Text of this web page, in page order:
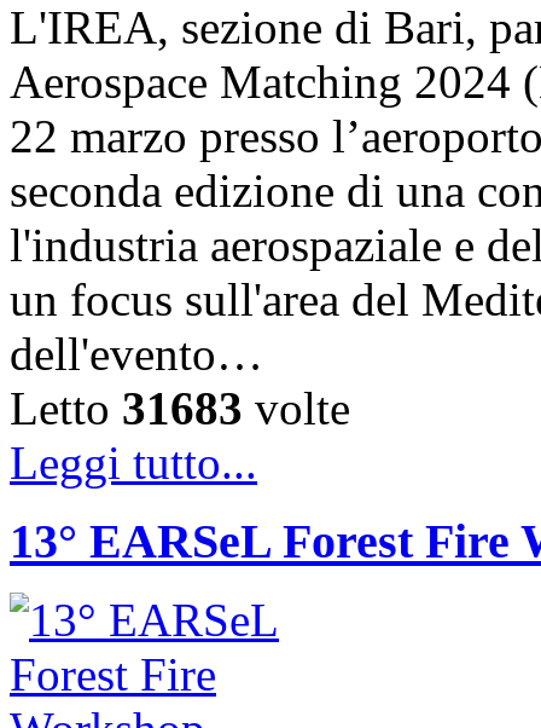
L'IREA, sezione di Bari,
Aerospace Matching
22 marzo presso
seconda edizione di una
l'industria aerospaziale e
un focus sull'area del
dell'evento…
Letto 31683 volte
Leggi tutto...
13° EARSeL Forest Fire